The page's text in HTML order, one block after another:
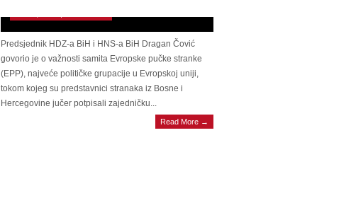
Predsjednik HDZ-a BiH i HNS-a BiH Dragan Čović
govorio je o važnosti samita Evropske pučke stranke
(EPP), najveće političke grupacije u Evropskoj uniji,
tokom kojeg su predstavnici stranaka iz Bosne i
Hercegovine jučer potpisali zajedničku...
Read More →